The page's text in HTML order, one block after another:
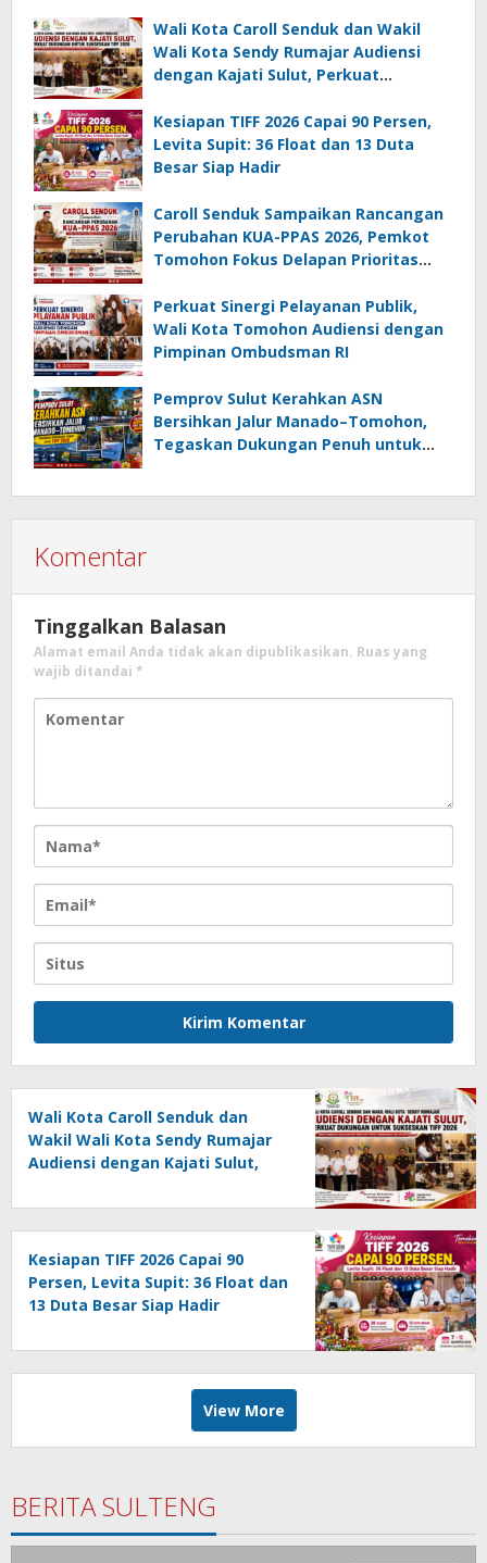
Wali Kota Caroll Senduk dan Wakil
Wali Kota Sendy Rumajar Audiensi
dengan Kajati Sulut, Perkuat
Kesiapan TIFF 2026 Capai 90 Persen,
Levita Supit: 36 Float dan 13 Duta
Besar Siap Hadir
Caroll Senduk Sampaikan Rancangan
Perubahan KUA-PPAS 2026, Pemkot
Tomohon Fokus Delapan Prioritas
Perkuat Sinergi Pelayanan Publik,
Wali Kota Tomohon Audiensi dengan
Pimpinan Ombudsman RI
Pemprov Sulut Kerahkan ASN
Bersihkan Jalur Manado–Tomohon,
Tegaskan Dukungan Penuh untuk
Komentar
Tinggalkan Balasan
Alamat email Anda tidak akan dipublikasikan. Ruas yang
wajib ditandai *
Wali Kota Caroll Senduk dan
Wakil Wali Kota Sendy Rumajar
Audiensi dengan Kajati Sulut,
Sukseskan TIFF 2026
Kesiapan TIFF 2026 Capai 90
Persen, Levita Supit: 36 Float dan
13 Duta Besar Siap Hadir
View More
BERITA SULTENG